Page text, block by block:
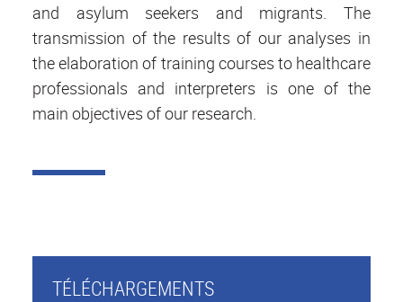
and asylum seekers and migrants. The
transmission of the results of our analyses in
the elaboration of training courses to healthcare
professionals and interpreters is one of the
main objectives of our research.
TÉLÉCHARGEMENTS